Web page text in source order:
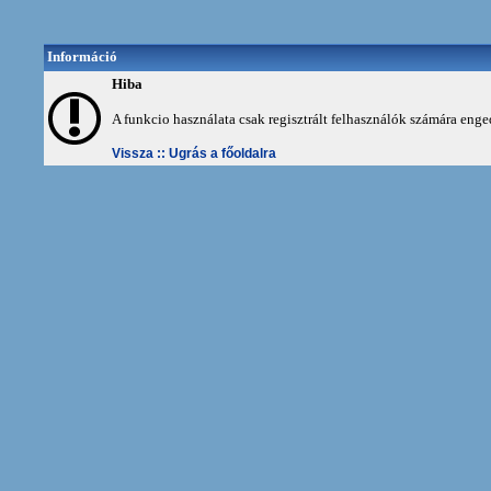
Információ
Hiba
A funkcio használata csak regisztrált felhasználók számára
Vissza :: Ugrás a főoldalra